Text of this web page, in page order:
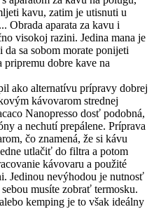
kavu, zatim je utisnuti u
Obrada aparata za kavu i
visokoj razini. Jedina mana je
sa sobom morate ponijeti
pripremu dobre kave na
ako alternatívu prípravy dobrej
kávovarom strednej
Nanopresso dosť podobná,
a nechutí prepálene. Príprava
čo znamená, že si kávu
utlačiť do filtra a potom
kávovaru a použité
Jedinou nevýhodou je nutnosť
musíte zobrať termosku.
kemping je to však ideálny